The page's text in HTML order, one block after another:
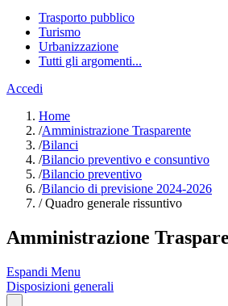
Trasporto pubblico
Turismo
Urbanizzazione
Tutti gli argomenti...
Accedi
Home
/Amministrazione Trasparente
/Bilanci
/Bilancio preventivo e consuntivo
/Bilancio preventivo
/Bilancio di previsione 2024-2026
/Quadro generale rissuntivo
Amministrazione
Espandi Menu
Disposizioni generali